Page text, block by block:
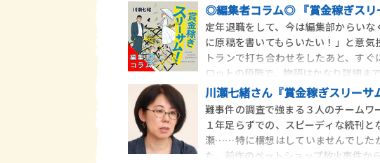
◎編集者コラム◎ 『賞金稼ぎスリ
定年退職をして、今は編集部からい
に原稿を書いてもらいたい！」と意
トランで打ち合わせをしたあと、す
ロットの段階で、物語はかなり詳細ま
川瀬七緒さん『賞金稼ぎスリー
難事件の調査で強まる３人のチーム
１年足らずでの、スピーディな続刊
瀬……特に構想はしていませんでした
た。前作のペットショップ放火事件